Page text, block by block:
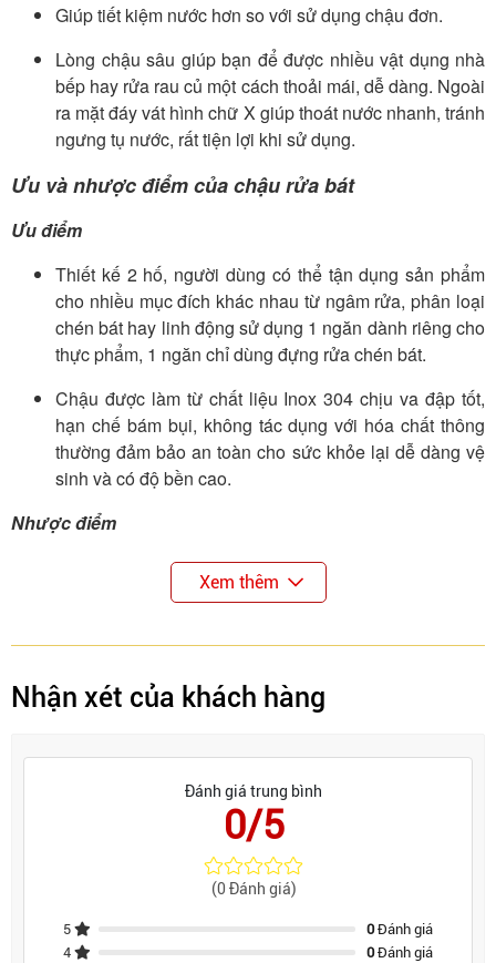
Giúp tiết kiệm nước hơn so với sử dụng chậu đơn.
Lòng chậu sâu giúp bạn để được nhiều vật dụng nhà
bếp hay rửa rau củ một cách thoải mái, dễ dàng. Ngoài
ra mặt đáy vát hình chữ X giúp thoát nước nhanh, tránh
ngưng tụ nước, rất tiện lợi khi sử dụng.
Ưu và nhược điểm của chậu rửa bát
Ưu điểm
Thiết kế 2 hố, người dùng có thể tận dụng sản phẩm
cho nhiều mục đích khác nhau từ ngâm rửa, phân loại
chén bát hay linh động sử dụng 1 ngăn dành riêng cho
thực phẩm, 1 ngăn chỉ dùng đựng rửa chén bát.
Chậu được làm từ chất liệu Inox 304 chịu va đập tốt,
hạn chế bám bụi, không tác dụng với hóa chất thông
thường đảm bảo an toàn cho sức khỏe lại dễ dàng vệ
sinh và có độ bền cao.
Nhược điểm
Khi sử dụng loại chậu 2 hố, người dùng cần chú ý
tránh văng dầu từ ngăn rửa bát sang bên rau củ để
diện tích căn bếp lớn.
Xem thêm
Nhận xét của khách hàng
Đánh giá trung bình
0/5
(0 Đánh giá)
5 0Đánh giá
4
0Đánh giá